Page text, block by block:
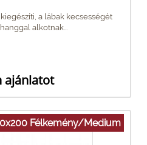
a lábak kecsességét
alkotnak...
ajánlatot
Félkemény/Medium